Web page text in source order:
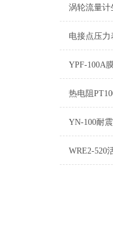
电接点压
YPF-100A
热电阻
YN-100耐